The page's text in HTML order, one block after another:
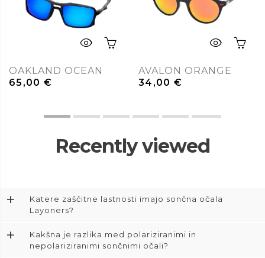
OAKLAND OCEAN
65,00€
AVALON ORANGE
34,00€
Recently viewed
+
Katere zaščitne lastnosti imajo sončna očala
Layoners?
+
Kakšna je razlika med polariziranimi in
nepolariziranimi sončnimi očali?